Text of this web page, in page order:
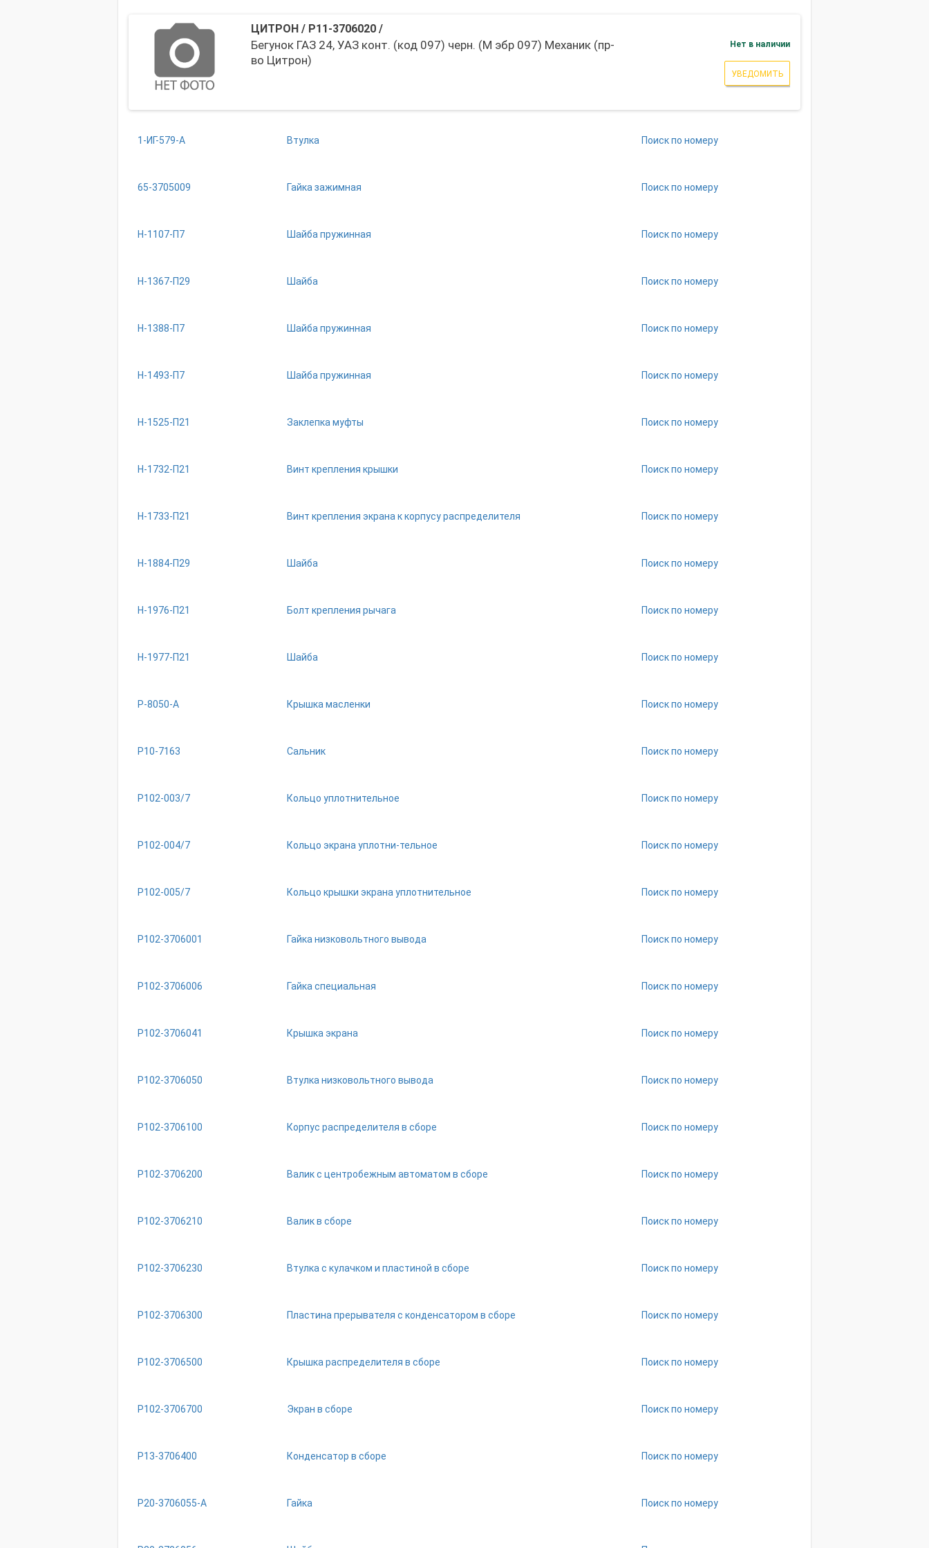
ЦИТРОН/ Р11-3706020/
Бегунок ГАЗ 24, УАЗ конт. (код 097) черн. (М эбр 097) Механик (пр-
во Цитрон)
Нет в наличии
УВЕДОМИТЬ
1-ИГ-579-А Втулка Поиск по номеру
65-3705009 Гайка зажимная Поиск по номеру
Н-1107-П7 Шайба пружинная Поиск по номеру
Н-1367-П29 Шайба Поиск по номеру
Н-1388-П7 Шайба пружинная Поиск по номеру
Н-1493-П7 Шайба пружинная Поиск по номеру
Н-1525-П21 Заклепка муфты Поиск по номеру
Н-1732-П21 Винт крепления крышки Поиск по номеру
Н-1733-П21 Винт крепления экрана к корпусу распределителя Поиск по номеру
Н-1884-П29 Шайба Поиск по номеру
Н-1976-П21 Болт крепления рычага Поиск по номеру
Н-1977-П21 Шайба Поиск по номеру
Р-8050-А Крышка масленки Поиск по номеру
Р10-7163 Сальник Поиск по номеру
Р102-003/7 Кольцо уплотнительное Поиск по номеру
Р102-004/7 Кольцо экрана уплотни-тельное Поиск по номеру
Р102-005/7 Кольцо крышки экрана уплотнительное Поиск по номеру
Р102-3706001 Гайка низковольтного вывода Поиск по номеру
Р102-3706006 Гайка специальная Поиск по номеру
Р102-3706041 Крышка экрана Поиск по номеру
Р102-3706050 Втулка низковольтного вывода Поиск по номеру
Р102-3706100 Корпус распределителя в сборе Поиск по номеру
Р102-3706200 Валик с центробежным автоматом в сборе Поиск по номеру
Р102-3706210 Валик в сборе Поиск по номеру
Р102-3706230 Втулка с кулачком и пластиной в сборе Поиск по номеру
Р102-3706300 Пластина прерывателя с конденсатором в сборе Поиск по номеру
Р102-3706500 Крышка распределителя в сборе Поиск по номеру
Р102-3706700 Экран в сборе Поиск по номеру
Р13-3706400 Конденсатор в сборе Поиск по номеру
Р20-3706055-А Гайка Поиск по номеру